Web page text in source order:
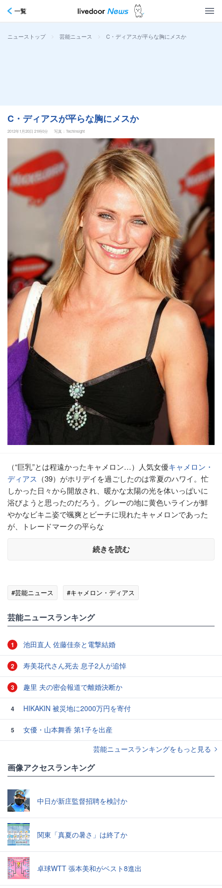
一覧
ニューストップ > 芸能ニュース > C・ディアスが平らな胸にメスか
C・ディアスが平らな胸にメスか
2012年1月20日 21時0分 写真：Techinsight
（“巨乳”とは程遠かったキャメロン…）人気女優キャメロン・
ディアス （39）がホリデイを過ごしたのは常夏のハワイ。忙
しかった日々から開放され、暖かな太陽の光を体いっぱいに
浴びようと思ったのだろう。グレーの地に黄色いラインが鮮
やかなビキニ姿で颯爽とビーチに現れたキャメロンであった
が、トレードマークの平らな
続きを読む
#芸能ニュース #キャメロン・ディアス
芸能ニュースランキング
1 池田直人 佐藤佳奈と電撃結婚
2 寿美花代さん死去 息子2人が追悼
3 趣里 夫の密会報道で離婚決断か
4 HIKAKIN 被災地に2000万円を寄付
5
女優・山本舞香 第1子を出産
芸能ニュースランキングをもっと見る
画像アクセスランキング
中日が新庄監督招聘を検討か
関東「真夏の暑さ」は終了か
卓球WTT 張本美和がベスト8進出